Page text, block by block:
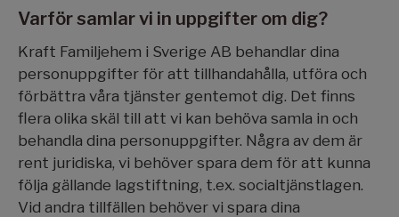
Varför samlar vi in uppgifter om dig?
Kraft Familjehem i Sverige AB behandlar dina
personuppgifter för att tillhandahålla, utföra och
förbättra våra tjänster gentemot dig. Det finns
flera olika skäl till att vi kan behöva samla in och
behandla dina personuppgifter. Några av dem är
rent juridiska, vi behöver spara dem för att kunna
följa gällande lagstiftning, t.ex. socialtjänstlagen.
Vid andra tillfällen behöver vi spara dina